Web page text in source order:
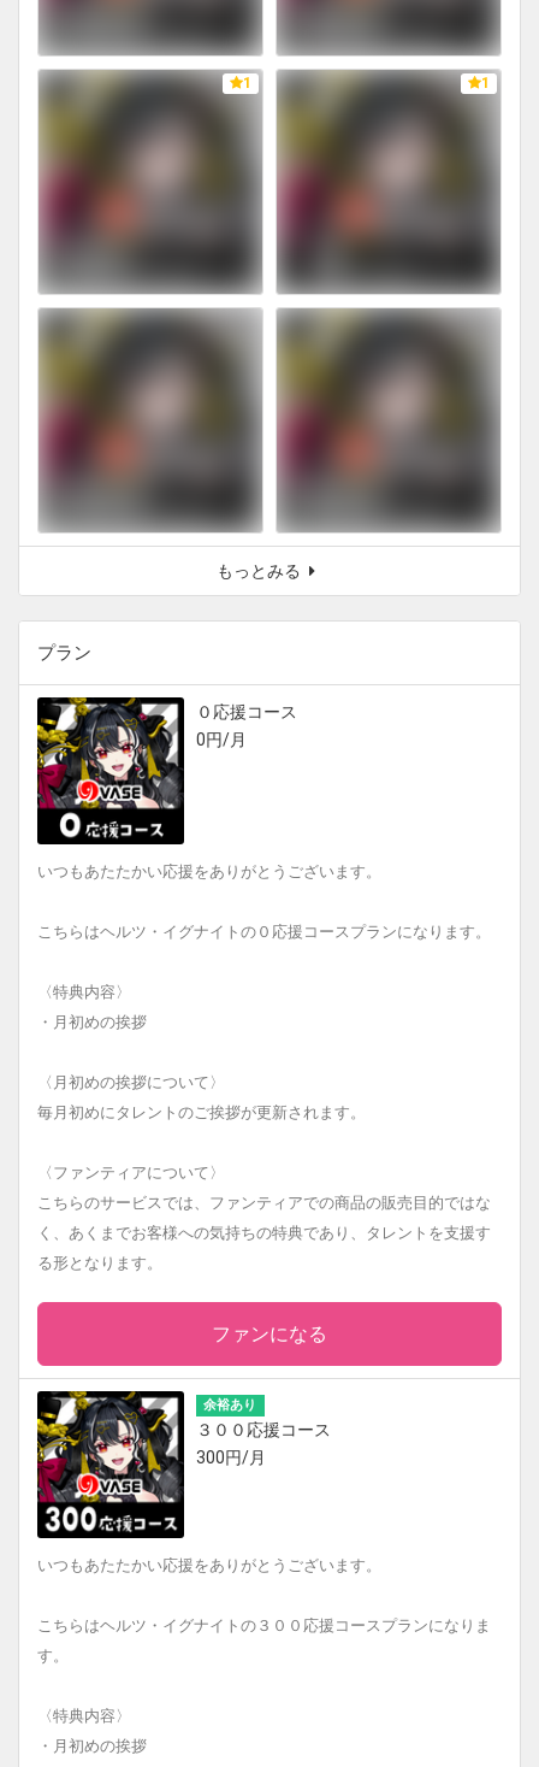
1 1
もっとみる
プラン
０応援コース
0円/月
いつもあたたかい応援をありがとうございます。
こちらはヘルツ・イグナイトの０応援コースプランになります。
〈特典内容〉
・月初めの挨拶
〈月初めの挨拶について〉
毎月初めにタレントのご挨拶が更新されます。
〈ファンティアについて〉
こちらのサービスでは、ファンティアでの商品の販売目的ではな
く、あくまでお客様への気持ちの特典であり、タレントを支援す
る形となります。
ファンになる
余裕あり
３００応援コース
300円/月
いつもあたたかい応援をありがとうございます。
こちらはヘルツ・イグナイトの３００応援コースプランになりま
す。
〈特典内容〉
・月初めの挨拶